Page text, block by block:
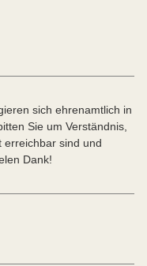
sich ehrenamtlich in
Sie um Verständnis,
erreichbar sind und
Dank!